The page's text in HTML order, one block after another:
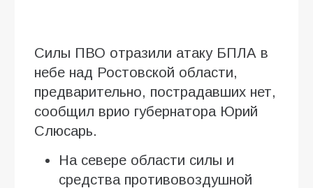
Силы ПВО отразили атаку БПЛА в
небе над Ростовской области,
предварительно, пострадавших нет,
сообщил врио губернатора Юрий
Слюсарь.
На севере области силы и
средства противовоздушной